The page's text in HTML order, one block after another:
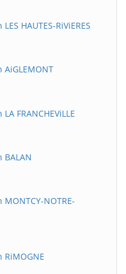
HAUTES-RiViERES
FRANCHEViLLE
NOTRE-